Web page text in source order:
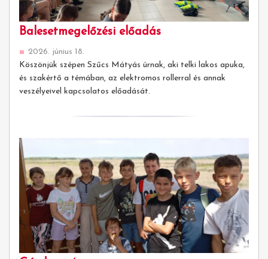
Balesetmegelőzési előadás
2026. június 18.
Köszönjük szépen Szűcs Mátyás úrnak, aki telki lakos apuka,
és szakértő a témában, az elektromos rollerral és annak
veszélyeivel kapcsolatos előadását.